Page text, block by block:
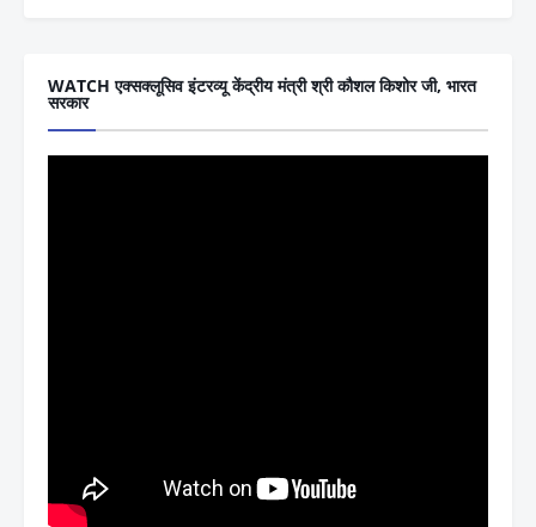
WATCH एक्सक्लूसिव इंटरव्यू केंद्रीय मंत्री श्री कौशल किशोर जी, भारत
सरकार